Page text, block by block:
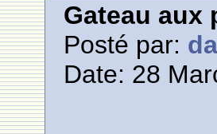
Gateau aux
Posté par:
Date: 28